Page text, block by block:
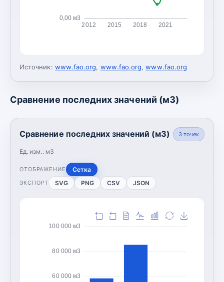
0,00 м3
2012 2015 2018 2021
Источник: www.fao.org, www.fao.org,www.fao.org
Сравнение последних значений (м3)
Сравнение последних значений (м3)
Ед. изм.: м3
3точек
ОТОБРАЖЕНИЕ Сетка
ЭКСПОРТ SVG PNG CSV JSON
60 000 м3
80 000 м3
100 000 м3